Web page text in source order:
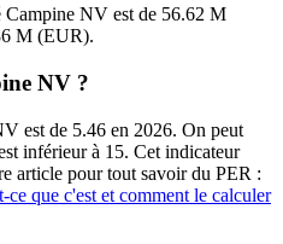
Campine NV est de 56.62 M
M (EUR).
NV ?
est de 5.46 en 2026. On peut
inférieur à 15. Cet indicateur
article pour tout savoir du PER :
que c'est et comment le calculer